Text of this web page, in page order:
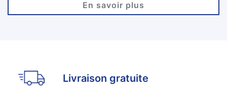
En savoir plus
Livraison gratuite